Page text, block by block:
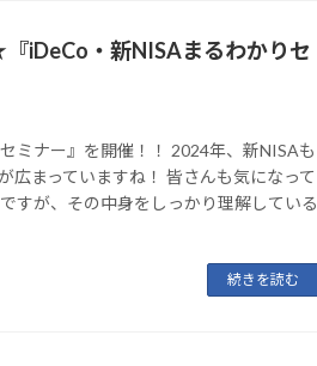
iDeCo・新NISAまるわかりセ
ミナー』を開催！！ 2024年、新NISAも
広まっていますね！ 皆さんも気になって
すが、その中身をしっかり理解している
続きを読む